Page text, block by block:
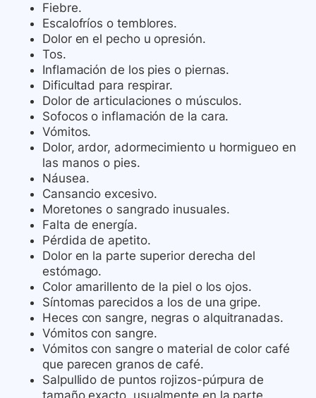
Fiebre.
Escalofríos o temblores.
Dolor en el pecho u opresión.
Tos.
Inflamación de los pies o piernas.
Dificultad para respirar.
Dolor de articulaciones o músculos.
Sofocos o inflamación de la cara.
Vómitos.
Dolor, ardor, adormecimiento u hormigueo en
las manos o pies.
Náusea.
Cansancio excesivo.
Moretones o sangrado inusuales.
Falta de energía.
Pérdida de apetito.
Dolor en la parte superior derecha del
estómago.
Color amarillento de la piel o los ojos.
Síntomas parecidos a los de una gripe.
Heces con sangre, negras o alquitranadas.
Vómitos con sangre.
Vómitos con sangre o material de color café
que parecen granos de café.
Salpullido de puntos rojizos-púrpura de